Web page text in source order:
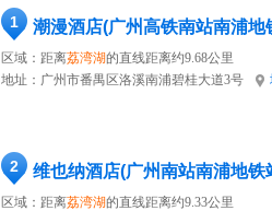
1 潮漫酒店(广州高铁南站南浦地
区域：距离荔湾湖的直线距离约9.68公里
地址： 广州市番禺区洛溪南浦碧桂大道3号
2 维也纳酒店(广州南站南浦地铁
区域：距离荔湾湖的直线距离约9.33公里